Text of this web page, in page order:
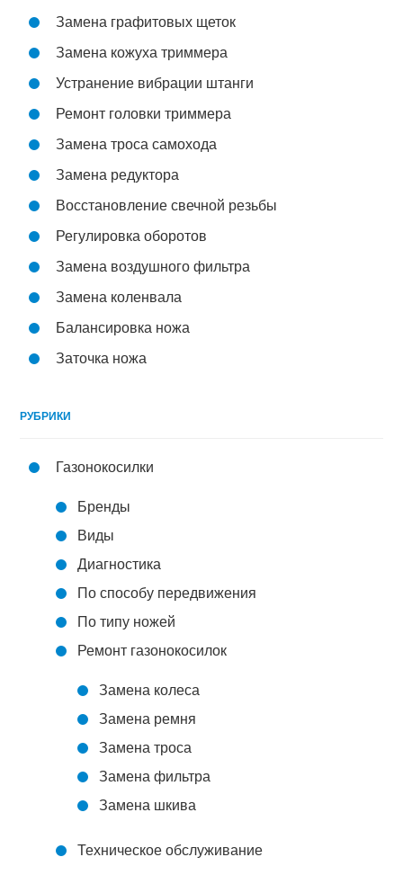
Замена графитовых щеток
Замена кожуха триммера
Устранение вибрации штанги
Ремонт головки триммера
Замена троса самохода
Замена редуктора
Восстановление свечной резьбы
Регулировка оборотов
Замена воздушного фильтра
Замена коленвала
Балансировка ножа
Заточка ножа
РУБРИКИ
Газонокосилки
Бренды
Виды
Диагностика
По способу передвижения
По типу ножей
Ремонт газонокосилок
Замена колеса
Замена ремня
Замена троса
Замена фильтра
Замена шкива
Техническое обслуживание